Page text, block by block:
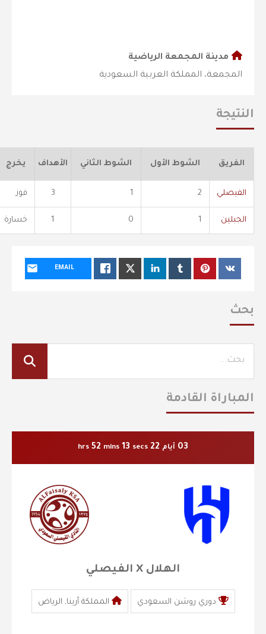
مدينة المجمعة الرياضية
المجمعة، المملكة العربية السعودية
النتيجة
الفريق الشوط الأول الشوط الثاني الأهداف يخرج
الفيصلي 2
1
3 فوز
الجبلين 1
0
1 خسارة
EMAIL
بحث
المباراة القادمة
03 أيام 22
hrs 52 mins 12 secs
الهلال X الفيصلي
دوري روشن السعودي المملكة أرينا, الرياض